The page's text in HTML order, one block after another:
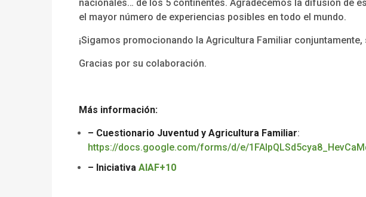
nacionales… de los 5 continentes. Agradecemos la difusión de
el mayor número de experiencias posibles en todo el mundo.
¡Sigamos promocionando la Agricultura Familiar
Gracias por su colaboración.
Más información:
– Cuestionario Juventud y Agricultura Familiar:
https://docs.google.com/forms/d/e/
– Iniciativa AIAF+10